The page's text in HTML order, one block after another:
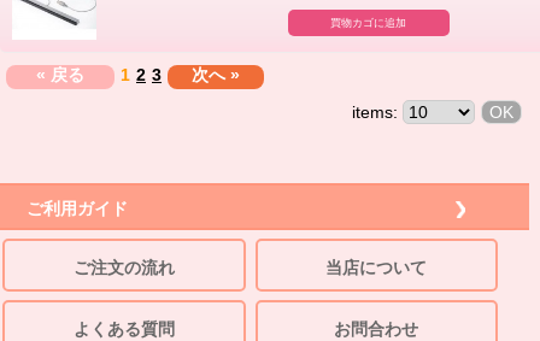
買物カゴに追加
« 戻る 1 2 3
次へ »
items:
ご利用ガイド
ご注文の流れ 当店について
よくある質問 お問合わせ